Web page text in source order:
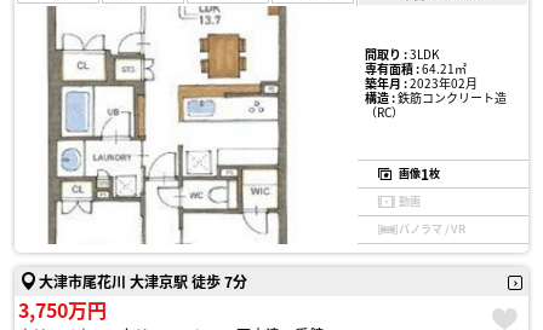
間取り :3LDK
専有面積 :64.21㎡
築年月 :2023年02月
構造 :鉄筋コンクリート造
（RC）
画像1枚
動画
パノラマ / VR
大津市尾花川 大津京駅 徒歩 7分
3,750万円